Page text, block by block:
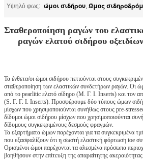
Υψηλό φως: ώμοι σιδήρου, Ώμος
Σταθεροποίηση ραγών του
ραγών ελατού σιδήρου
Τα ένθετα/οι ώμοι σιδήρου πετιούνται στους
σταθεροποίηση των ελαστικών συνδετήρων ραγών. Οι
από το pearlitic ελατό σίδηρο (Μ. Γ. Ι. Inserts) και τον
(S. Γ. Γ. Ι. Inserts). Προσφέρουμε δύο τύπους ώμων
μίσχων που χρησιμοποιούνται συνήθως στους pre-
δίδυμοι ώμοι σιδήρου μίσχων που χρησιμοποιούνται
δίδυμους συγκεκριμένους δεσμούς φραγμών.
Τα εξαρτήματα ώμων παρέχονται για τα συγκεκριμένα
που εξασφαλίζουν ότι η σωστή ελαστική φόρτωση toe
Ορισμένοι ώμοι παρέχονται τα αλεσμένα πρόσωπα
βοηθήσουν στην επίτευξη της απαραίτητης